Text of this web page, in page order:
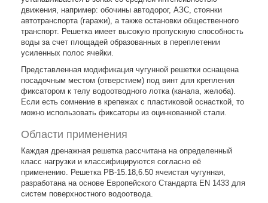
движения, например: обочины автодорог, АЗС, стоянки
автотранспорта (гаражи), а также остановки общественного
транспорт. Решетка имеет высокую пропускную способность
воды за счет площадей образованных в переплетении
усиленных полос ячейки.
Представленная модификация чугунной решетки оснащена
посадочным местом (отверстием) под винт для крепления
фиксатором к телу водоотводного лотка (канала, желоба).
Если есть сомнение в крепежах с пластиковой оснасткой, то
можно использовать фиксаторы из оцинкованной стали.
Области применения
Каждая дренажная решетка рассчитана на определенный
класс нагрузки и классифицируются согласно её
применению. Решетка РВ-15.18,6.50 ячеистая чугунная,
разработана на основе Европейского Стандарта EN 1433 для
систем поверхностного водоотвода.